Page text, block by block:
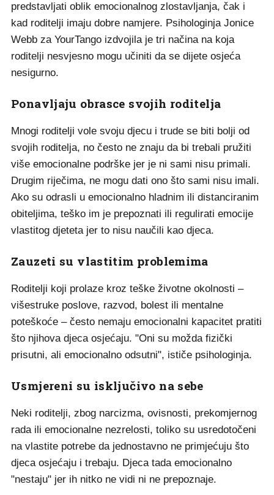
predstavljati oblik emocionalnog zlostavljanja, čak i
kad roditelji imaju dobre namjere. Psihologinja Jonice
Webb za YourTango izdvojila je tri načina na koja
roditelji nesvjesno mogu učiniti da se dijete osjeća
nesigurno.
Ponavljaju obrasce svojih roditelja
Mnogi roditelji vole svoju djecu i trude se biti bolji od
svojih roditelja, no često ne znaju da bi trebali pružiti
više emocionalne podrške jer je ni sami nisu primali.
Drugim riječima, ne mogu dati ono što sami nisu imali.
Ako su odrasli u emocionalno hladnim ili distanciranim
obiteljima, teško im je prepoznati ili regulirati emocije
vlastitog djeteta jer to nisu naučili kao djeca.
Zauzeti su vlastitim problemima
Roditelji koji prolaze kroz teške životne okolnosti –
višestruke poslove, razvod, bolest ili mentalne
poteškoće – često nemaju emocionalni kapacitet pratiti
što njihova djeca osjećaju. "Oni su možda fizički
prisutni, ali emocionalno odsutni", ističe psihologinja.
Usmjereni su isključivo na sebe
Neki roditelji, zbog narcizma, ovisnosti, prekomjernog
rada ili emocionalne nezrelosti, toliko su usredotočeni
na vlastite potrebe da jednostavno ne primjećuju što
djeca osjećaju i trebaju. Djeca tada emocionalno
"nestaju" jer ih nitko ne vidi ni ne prepoznaje.